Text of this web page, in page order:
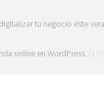
tu negocio este
online en WordPress 21/